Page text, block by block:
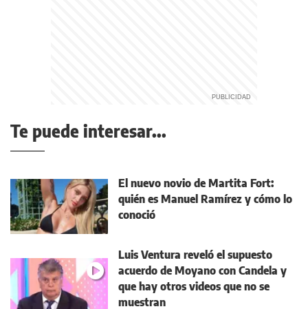
Te puede interesar...
El nuevo novio de Martita Fort:
quién es Manuel Ramírez y cómo lo
conoció
Luis Ventura reveló el supuesto
acuerdo de Moyano con Candela y
que hay otros videos que no se
muestran